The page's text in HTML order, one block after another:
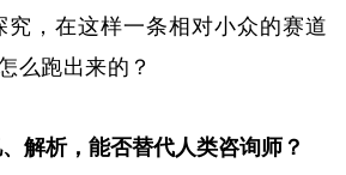
究，在这样一条相对小众的赛道
么跑出来的？
解析， 能否替代人类咨询师？